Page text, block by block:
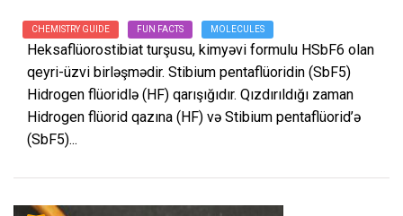
CHEMISTRY GUIDE FUN FACTS MOLECULES
Heksaflüorostibiat turşusu, kimyəvi formulu HSbF6 olan
qeyri-üzvi birləşmədir. Stibium pentaflüoridin (SbF5)
Hidrogen flüoridlə (HF) qarışığıdır. Qızdırıldığı zaman
Hidrogen flüorid qazına (HF) və Stibium pentaflüorid’ə
(SbF5)...